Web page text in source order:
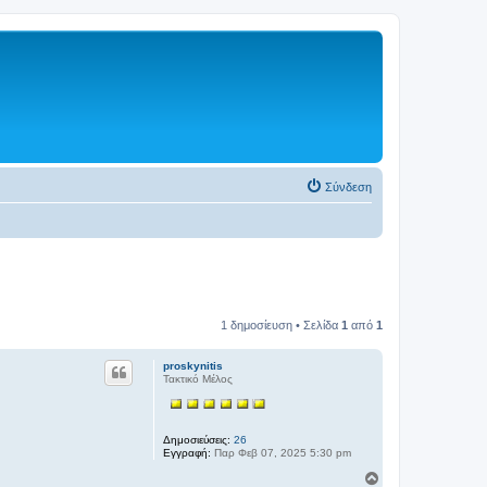
Σύνδεση
1 δημοσίευση • Σελίδα 1 από 1
proskynitis
Τακτικό Μέλος
Δημοσιεύσεις: 26
Εγγραφή: Παρ Φεβ 07, 2025 5:30 pm